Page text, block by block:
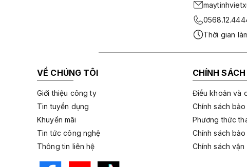
Thời gian
VỀ CHÚNG TÔI
Giới thiệu công ty
Tin tuyển dụng
Khuyến mãi
Tin tức công nghệ
Thông tin liên hệ
CHÍNH
Điều khoản và
Chính sách
Phương thức
Chính sách
Chính sách